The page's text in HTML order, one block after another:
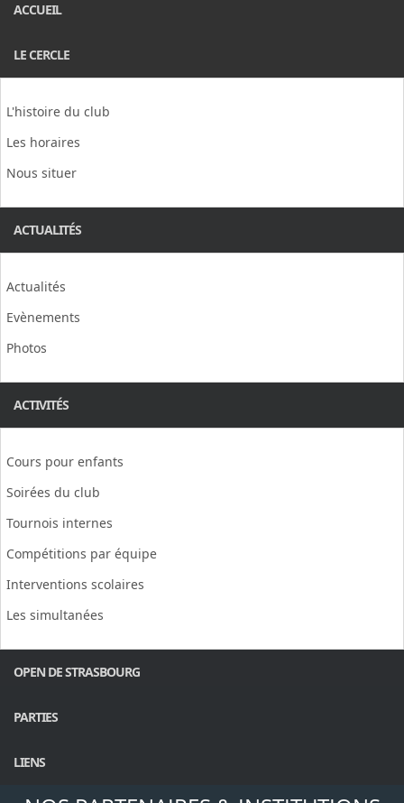
ACCUEIL
LE CERCLE
L'histoire du club
Les horaires
Nous situer
ACTUALITÉS
Actualités
Evènements
Photos
ACTIVITÉS
Cours pour enfants
Soirées du club
Tournois internes
Compétitions par équipe
Interventions scolaires
Les simultanées
OPEN DE STRASBOURG
PARTIES
LIENS